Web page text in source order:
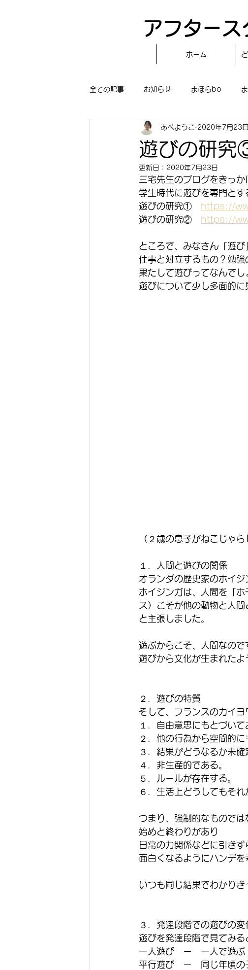
アフター
ホーム
全ての記事 お知らせ まほらbo
〝自分で作る〟もぐもぐタイム レシピ
まほらboの学習／仕事 まほらboのあ
冒険まほらbo
遊びの研究
あべようこ 2020年7月23日
更新日： 2020年7月23日
三宅先生のブログをきっか
学生時代に遊びを専門とす
遊びの研究①
https://
遊びの研究②
https://
ところで、みなさん「遊
仕事と対立するもの？勉強
果たして遊びってなんでし
遊びについて少し多面的に
（２歳の息子がねこじゃら
１．人間と遊びの関係
オランダの歴史家のホイ
ホイジンガは、人間を「
ス）こそが他の動物と人
と主張しました。
遊ぶからこそ、人間なので
遊びから文化が生まれたよ
２．遊びの特質
そして、フランスのカイ
１．自由意思にもとづいて
２．他の行為から空間的に
３．結果がどうなるか未確
４．非生産的である。
５．ルールが存在する。
６．生活上どうしてもそ
つまり、強制的なものでは
始めと終わりがあり
日常の力関係などに引き
面白くなるようにハンデ
いつも同じ結果でわかり
３．発達段階での遊びの変
遊びを発達段階で見てみる
一人遊び　ー　一人で遊ぶ
平行遊び　ー　同じ年頃